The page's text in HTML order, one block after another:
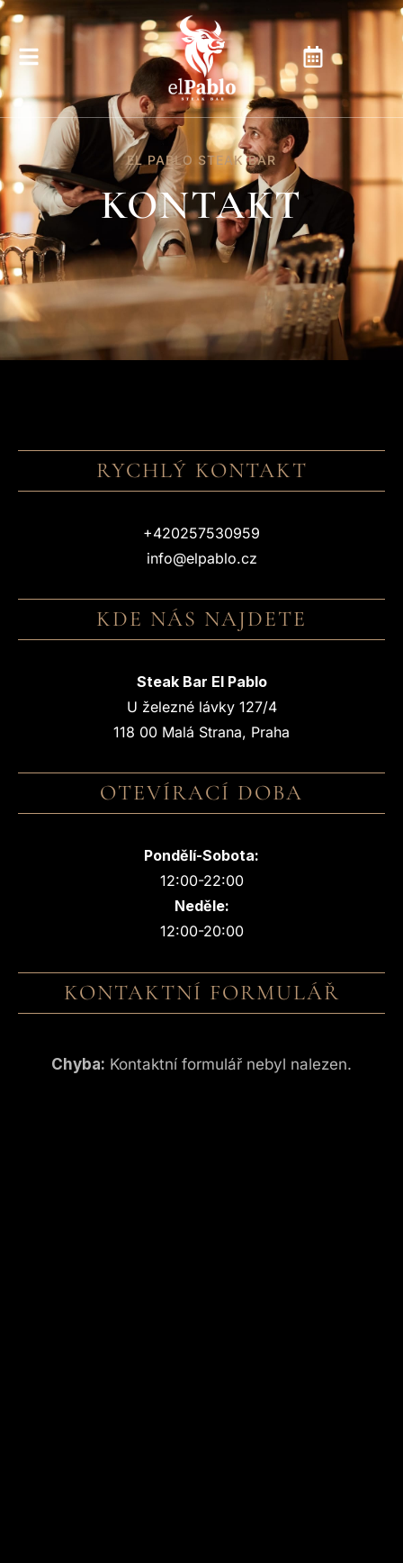
EL PABLO STEAK BAR
KONTAKT
RYCHLÝ KONTAKT
+420257530959
info@elpablo.cz
KDE NÁS NAJDETE
Steak Bar El Pablo
U železné lávky 127/4
118 00 Malá Strana, Praha
OTEVÍRACÍ DOBA
Pondělí-Sobota:
12:00-22:00
Neděle:
12:00-20:00
KONTAKTNÍ FORMULÁŘ
Chyba: Kontaktní formulář nebyl nalezen.